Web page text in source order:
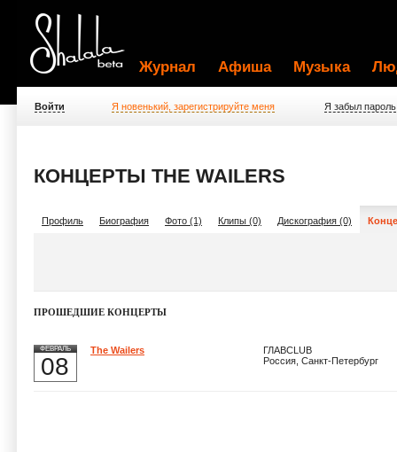
Журнал Афиша Музыка
Войти Я новенький, зарегистрируйте меня Я забыл пароль
КОНЦЕРТЫ THE WAILERS
Профиль Биография Фото (1) Клипы (0) Дискография (0)
ПРОШЕДШИЕ КОНЦЕРТЫ
ФЕВРАЛЬ
08
The Wailers
ГЛАВCLUB
Россия, Санкт-Петербург